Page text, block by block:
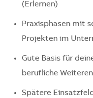
(Erlernen)
Praxisphasen mit
Projekten im
Gute Basis für
berufliche
Spätere